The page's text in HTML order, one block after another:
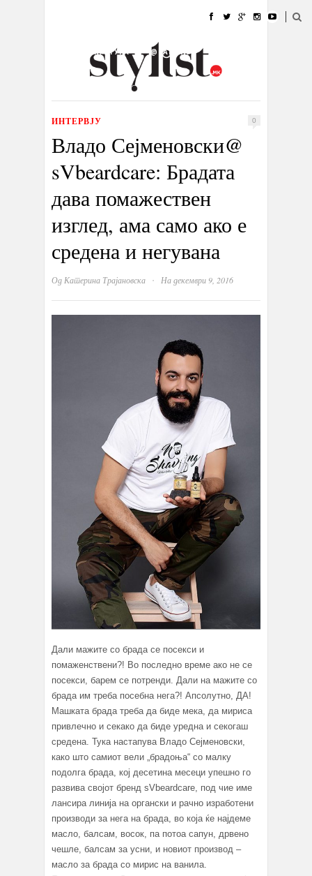
УБАВИНА
КУЛТУРА @РАБОТА
ИЗЛОГ
ИНТЕРВЈУ 0
Владо Сејменовски@
sVbeardcare: Брадата
дава помажествен
изглед, ама само ако е
средена и негувана
Од Катерина Трајановска · На декември 9, 2016
Дали мажите со брада се посекси и
помаженствени?! Во последно време ако не се
посекси, барем се потренди. Дали на мажите со
брада им треба посебна нега?! Апсолутно, ДА!
Машката брада треба да биде мека, да мириса
привлечно и секако да биде уредна и секогаш
средена. Тука настапува Владо Сејменовски,
како што самиот вели „брадоња“ со малку
подолга брада, кој десетина месеци упешно го
развива својот бренд sVbeardcare, под чие име
лансира линија на органски и рачно изработени
производи за нега на брада, во која ќе најдеме
масло, балсам, восок, па потоа сапун, дрвено
чешле, балсам за усни, и новиот производ –
масло за брада со мирис на ванила.